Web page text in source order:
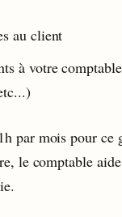
au client
à votre
par mois pour ce
le comptable